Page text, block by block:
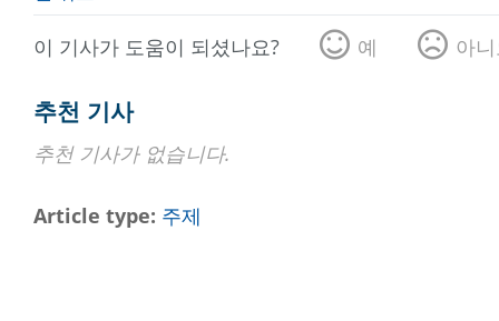
이 기사가 도움이 되셨나요? 예 아
추천 기사
추천 기사가 없습니다.
Article type 주제